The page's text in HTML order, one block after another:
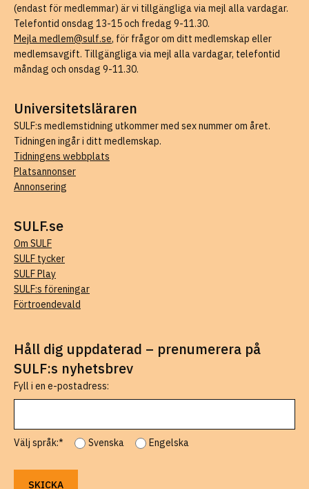
(endast för medlemmar) är vi tillgängliga via mejl alla vardagar.
Telefontid onsdag 13-15 och fredag 9-11.30.
Mejla medlem@sulf.se, för frågor om ditt medlemskap eller
medlemsavgift. Tillgängliga via mejl alla vardagar, telefontid
måndag och onsdag 9-11.30.
Universitetsläraren
SULF:s medlemstidning utkommer med sex nummer om året.
Tidningen ingår i ditt medlemskap.
Tidningens webbplats
Platsannonser
Annonsering
SULF.se
Om SULF
SULF tycker
SULF Play
SULF:s föreningar
Förtroendevald
Håll dig uppdaterad – prenumerera på
SULF:s nyhetsbrev
Fyll i en e-postadress:
Välj språk:* Svenska Engelska